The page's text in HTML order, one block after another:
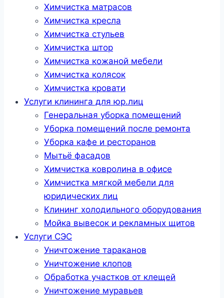
Химчистка матрасов
Химчистка кресла
Химчистка стульев
Химчистка штор
Химчистка кожаной мебели
Химчистка колясок
Химчистка кровати
Услуги клининга для юр.лиц
Генеральная уборка помещений
Уборка помещений после ремонта
Уборка кафе и ресторанов
Мытьё фасадов
Химчистка ковролина в офисе
Химчистка мягкой мебели для
юридических лиц
Клининг холодильного оборудования
Мойка вывесок и рекламных щитов
Услуги СЭС
Уничтожение тараканов
Уничтожение клопов
Обработка участков от клещей
Уничтожение муравьев